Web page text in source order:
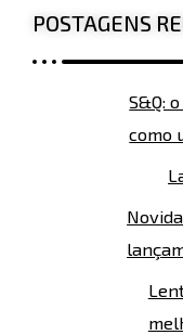
POSTAGENS
S&Q:
como